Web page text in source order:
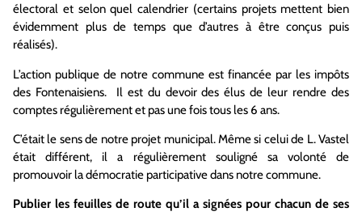
électoral et selon quel calendrier (certains projets mettent bien
évidemment plus de temps que d’autres à être conçus puis
réalisés).
L’action publique de notre commune est financée par les impôts
des Fontenaisiens. Il est du devoir des élus de leur rendre des
comptes régulièrement et pas une fois tous les 6 ans.
C’était le sens de notre projet municipal. Même si celui de L. Vastel
était différent, il a régulièrement souligné sa volonté de
promouvoir la démocratie participative dans notre commune.
Publier les feuilles de route qu’il a signées pour chacun de ses